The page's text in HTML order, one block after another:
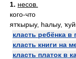
1. несов.
кого-что
ятҡырыу, һалыу,
класть ребёнка в
класть книги на
класть платок в